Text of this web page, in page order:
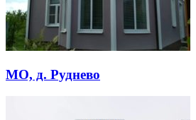
МО, д. Руднево